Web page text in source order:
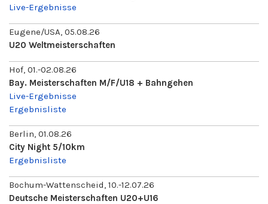
Live-Ergebnisse
Eugene/USA, 05.08.26
U20 Weltmeisterschaften
Hof, 01.-02.08.26
Bay. Meisterschaften M/F/U18 + Bahngehen
Live-Ergebnisse
Ergebnisliste
Berlin, 01.08.26
City Night 5/10km
Ergebnisliste
Bochum-Wattenscheid, 10.-12.07.26
Deutsche Meisterschaften U20+U16